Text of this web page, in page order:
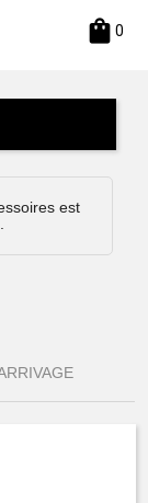
shopping_bag 0
est